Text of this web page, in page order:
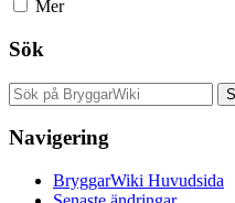
Mer
Sök
Navigering
BryggarWiki Huvudsida